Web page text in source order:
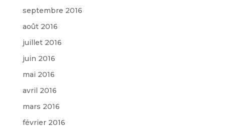
septembre 2016
août 2016
juillet 2016
juin 2016
mai 2016
avril 2016
mars 2016
février 2016